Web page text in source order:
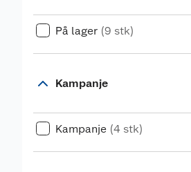
På lager (9 stk)
Kampanje
Kampanje (4 stk)